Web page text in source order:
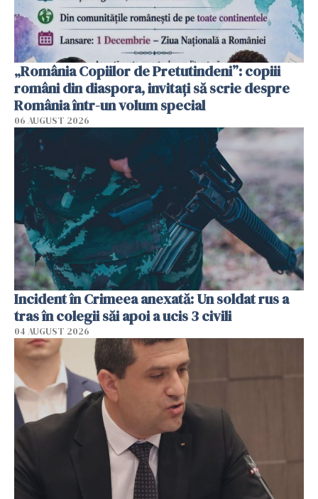
„România Copiilor de Pretutindeni”: copiii
români din diaspora, invitați să scrie despre
România într-un volum special
06 AUGUST 2026
Incident în Crimeea anexată: Un soldat rus a
tras în colegii săi apoi a ucis 3 civili
04 AUGUST 2026